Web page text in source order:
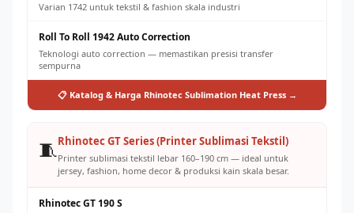
Varian 1742 untuk tekstil & fashion skala industri
Roll To Roll 1942 Auto Correction
Teknologi auto correction — memastikan presisi transfer
sempurna
📋 Katalog & Harga Rhinotec Sublimation Heat Press →
🧵Rhinotec GT Series (Printer Sublimasi Tekstil)
Printer sublimasi tekstil lebar 160–190 cm — ideal untuk
jersey, fashion, home decor & produksi kain skala besar.
Rhinotec GT 190 S